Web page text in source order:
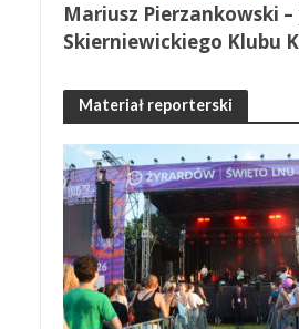
Mariusz Pierzankowski –
Skierniewickiego Klubu
Materiał reporterski